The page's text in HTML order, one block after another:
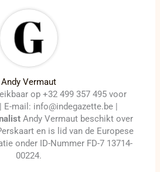
Andy Vermaut
op +32 499 357 495 voor
E-mail: info@indegazette.be |
Andy Vermaut beschikt over
en is lid van de Europese
onder ID-Nummer FD-7 13714-
00224.